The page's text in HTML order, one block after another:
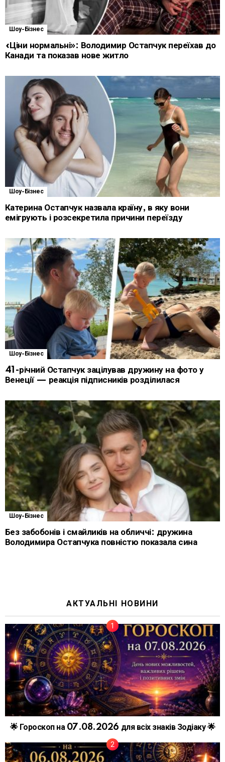
Шоу-Бізнес
«Ціни нормальні»: Володимир Остапчук переїхав до
Канади та показав нове житло
Шоу-Бізнес
Катерина Остапчук назвала країну, в яку вони
емігрують і розсекретила причини переїзду
Шоу-Бізнес
41-річний Остапчук зацілував дружину на фото у
Венеції — реакція підписників розділилася
Шоу-Бізнес
Без забобонів і смайликів на обличчі: дружина
Володимира Остапчука повністю показала сина
АКТУАЛЬНІ НОВИНИ
🌟 Гороскоп на 07.08.2026 для всіх знаків Зодіаку 🌟